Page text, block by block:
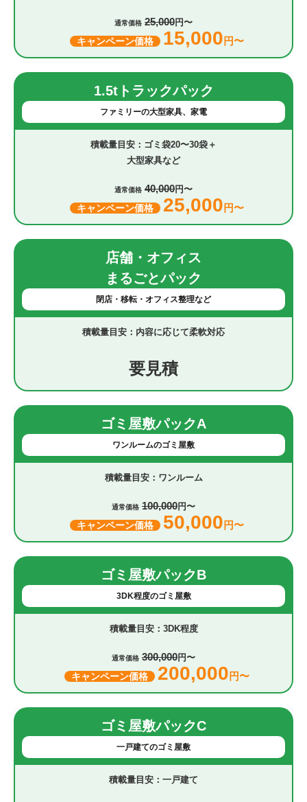
通常価格 25,000円〜
キャンペーン価格 15,000 円〜
1.5tトラックパック
ファミリーの大型家具、家電
ゴミ袋20〜30袋＋
大型家具など
通常価格 40,000円〜
キャンペーン価格 25,000 円〜
店舗・オフィス
まるごとパック
閉店・移転・オフィス整理など
内容に応じて柔軟対応
要見積
ゴミ屋敷パックA
ワンルームのゴミ屋敷
ワンルーム
通常価格 100,000円〜
キャンペーン価格 50,000 円〜
ゴミ屋敷パックB
3DK程度のゴミ屋敷
3DK程度
通常価格 300,000円〜
キャンペーン価格 200,000 円〜
ゴミ屋敷パックC
一戸建てのゴミ屋敷
一戸建て